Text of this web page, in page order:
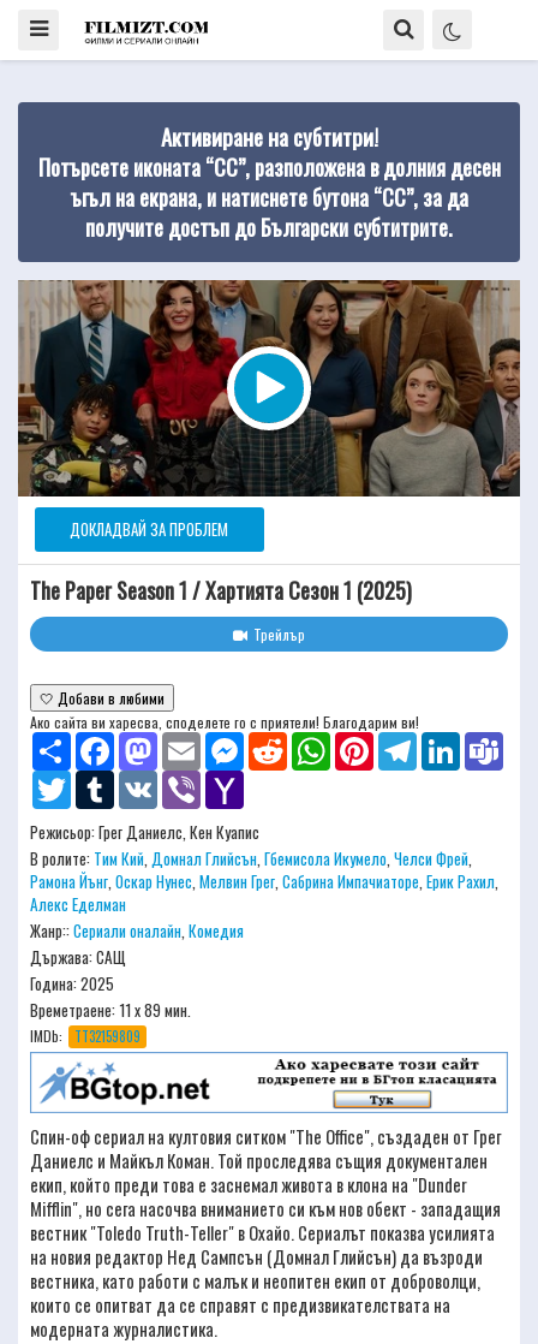
Активиране на субтитри!
Потърсете иконата “CC”, разположена в долния десен
ъгъл на екрана, и натиснете бутона “CC”, за да
получите достъп до Български субтитрите.
ДОКЛАДВАЙ ЗА ПРОБЛЕМ
The Paper Season 1 / Хартията Сезон 1 (2025)
Трейлър
🤍 Добави в любими
Ако сайта ви харесва, споделете го с приятели! Благодарим ви!
Share
FacebookMastodonEmail MessengerReddit WhatsAppPinterestTelegramLinkedIn
Twitter
Tumblr VK Viber
Режисьор:Грег Даниелс, Кен Куапис
В ролите: Тим Кий,Домнал Глийсън,Гбемисола Икумело,Челси Фрей,
Рамона Йънг,Оскар Нунес,Мелвин Грег,Сабрина Импачиаторе,Ерик Рахил,
Алекс Еделман
Жанр::Сериали оналайн,Комедия
Държава: САЩ
Година: 2025
Времетраене:11 х 89 мин.
IMDb: TT32159809
Спин-оф сериал на култовия ситком "The Office", създаден от Грег
Даниелс и Майкъл Коман. Той проследява същия документален
екип, който преди това е заснемал живота в клона на "Dunder
Mifflin", но сега насочва вниманието си към нов обект - западащия
вестник "Toledo Truth-Teller" в Охайо. Сериалът показва усилията
на новия редактор Нед Сампсън (Домнал Глийсън) да възроди
вестника, като работи с малък и неопитен екип от доброволци,
които се опитват да се справят с предизвикателствата на
модерната журналистика.